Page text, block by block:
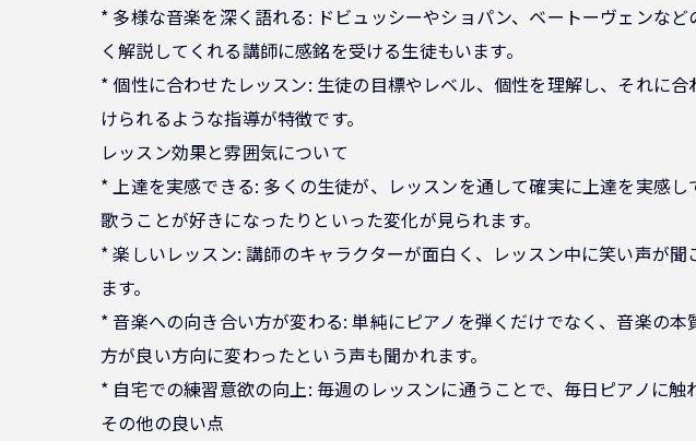
* 多様な音楽を深く語れる: ドビュッシーやショパン、ベートーヴェンな
く解説してくれる講師に感銘を受ける生徒もいます。
* 個性に合わせたレッスン: 生徒の目標やレベル、個性を理解し、それに
けられるような指導が特徴です。
レッスン効果と雰囲気について
* 上達を実感できる: 多くの生徒が、レッスンを通して確実に上達を実感
歌うことが好きになったりといった変化が見られます。
* 楽しいレッスン: 講師のキャラクターが面白く、レッスン中に笑い声が
ます。
* 音楽への向き合い方が変わる: 単純にピアノを弾くだけでなく、音楽の
方が良い方向に変わったという声も聞かれます。
* 自宅での練習意欲の向上: 毎週のレッスンに通うことで、毎日ピアノに
その他の良い点